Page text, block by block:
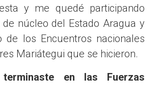
y me quedé participando
núcleo del Estado Aragua y
de los Encuentros nacionales
Mariátegui que se hicieron.
en las Fuerzas